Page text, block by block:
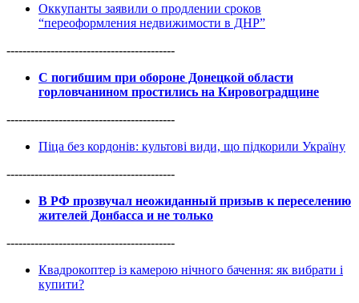
Оккупанты заявили о продлении сроков
“переоформления недвижимости в ДНР”
------------------------------------------
С погибшим при обороне Донецкой области
горловчанином простились на Кировоградщине
------------------------------------------
Піца без кордонів: культові види, що підкорили Україну
------------------------------------------
В РФ прозвучал неожиданный призыв к переселению
жителей Донбасса и не только
------------------------------------------
Квадрокоптер із камерою нічного бачення: як вибрати і
купити?